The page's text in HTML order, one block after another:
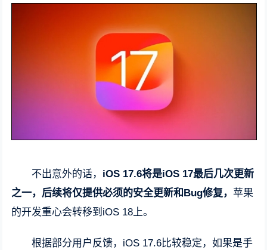
不出意外的话， iOS 17.6将是iOS 17最后几次更新
之一，后续将仅提供必须的安全更新和Bug修复，苹果
的开发重心会转移到iOS 18上。
根据部分用户反馈，iOS 17.6比较稳定，如果是手